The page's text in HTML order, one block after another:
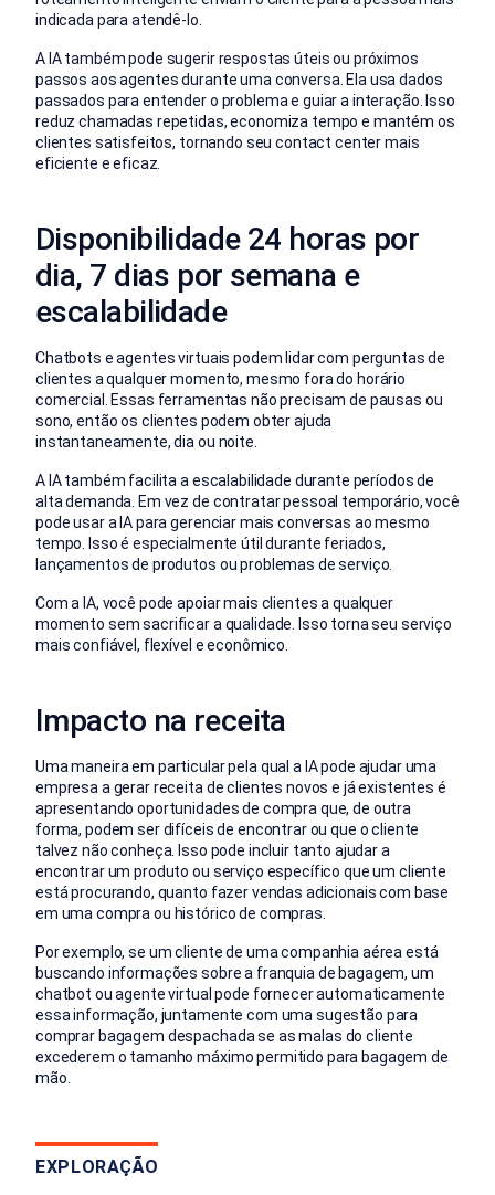
indicada para atendê-lo.
A IA também pode sugerir respostas úteis ou próximos
passos aos agentes durante uma conversa. Ela usa dados
passados para entender o problema e guiar a interação. Isso
reduz chamadas repetidas, economiza tempo e mantém os
clientes satisfeitos, tornando seu contact center mais
eficiente e eficaz.
Disponibilidade 24 horas por
dia, 7 dias por semana e
escalabilidade
Chatbots e agentes virtuais podem lidar com perguntas de
clientes a qualquer momento, mesmo fora do horário
comercial. Essas ferramentas não precisam de pausas ou
sono, então os clientes podem obter ajuda
instantaneamente, dia ou noite.
A IA também facilita a escalabilidade durante períodos de
alta demanda. Em vez de contratar pessoal temporário, você
pode usar a IA para gerenciar mais conversas ao mesmo
tempo. Isso é especialmente útil durante feriados,
lançamentos de produtos ou problemas de serviço.
Com a IA, você pode apoiar mais clientes a qualquer
momento sem sacrificar a qualidade. Isso torna seu serviço
mais confiável, flexível e econômico.
Impacto na receita
Uma maneira em particular pela qual a IA pode ajudar uma
empresa a gerar receita de clientes novos e já existentes é
apresentando oportunidades de compra que, de outra
forma, podem ser difíceis de encontrar ou que o cliente
talvez não conheça. Isso pode incluir tanto ajudar a
encontrar um produto ou serviço específico que um cliente
está procurando, quanto fazer vendas adicionais com base
em uma compra ou histórico de compras.
Por exemplo, se um cliente de uma companhia aérea está
buscando informações sobre a franquia de bagagem, um
chatbot ou agente virtual pode fornecer automaticamente
essa informação, juntamente com uma sugestão para
comprar bagagem despachada se as malas do cliente
excederem o tamanho máximo permitido para bagagem de
mão.
EXPLORAÇÃO